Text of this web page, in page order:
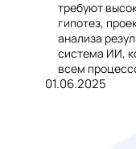
требуют
гипотез,
анализа
система ИИ,
всем
01.06.2025